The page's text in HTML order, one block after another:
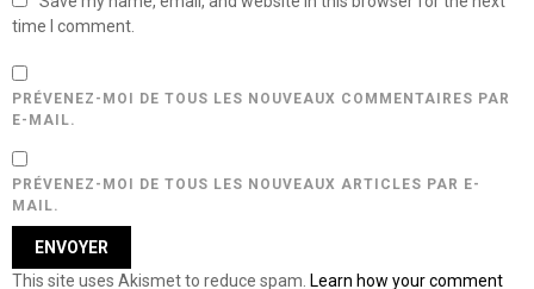
time I comment.
PRÉVENEZ-MOI DE TOUS LES NOUVEAUX COMMENTAIRES PAR
E-MAIL.
PRÉVENEZ-MOI DE TOUS LES NOUVEAUX ARTICLES PAR E-
MAIL.
This site uses Akismet to reduce spam. Learn how your comment